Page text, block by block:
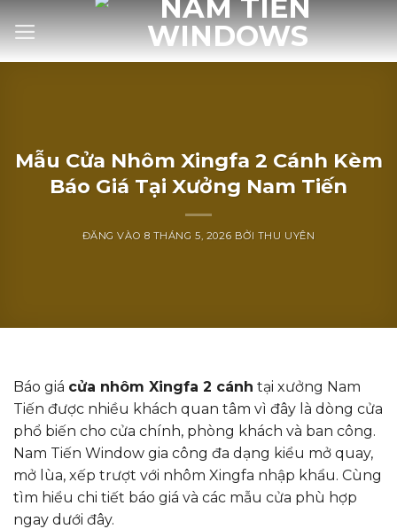
qua
nội
Mẫu Cửa Nhôm Xingfa 2 Cánh Kèm
Báo Giá Tại Xưởng Nam Tiến
ĐĂNG VÀO 8 THÁNG 5, 2026 BỞI THU UYÊN
Báo giá cửa nhôm Xingfa 2 cánh tại xưởng Nam
Tiến được nhiều khách quan tâm vì đây là dòng cửa
phổ biến cho cửa chính, phòng khách và ban công.
Nam Tiến Window gia công đa dạng kiểu mở quay,
mở lùa, xếp trượt với nhôm Xingfa nhập khẩu. Cùng
tìm hiểu chi tiết báo giá và các mẫu cửa phù hợp
ngay dưới đây.